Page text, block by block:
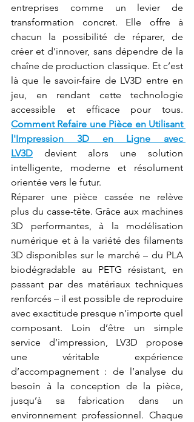
entreprises comme un levier de
transformation concret. Elle offre à
chacun la possibilité de réparer, de
créer et d’innover, sans dépendre de la
chaîne de production classique. Et c’est
là que le savoir-faire de LV3D entre en
jeu, en rendant cette technologie
Comment Refaire une Pièce en Utilisant
l'Impression 3D en Ligne avec
LV3D devient alors une solution
intelligente, moderne et résolument
orientée vers le futur.
Réparer une pièce cassée ne relève
plus du casse-tête. Grâce aux machines
3D performantes, à la modélisation
numérique et à la variété des filaments
3D disponibles sur le marché – du PLA
biodégradable au PETG résistant, en
passant par des matériaux techniques
renforcés – il est possible de reproduire
avec exactitude presque n’importe quel
composant. Loin d’être un simple
service d’impression, LV3D propose
une véritable expérience
d’accompagnement : de l’analyse du
besoin à la conception de la pièce,
jusqu’à sa fabrication dans un
environnement professionnel. Chaque